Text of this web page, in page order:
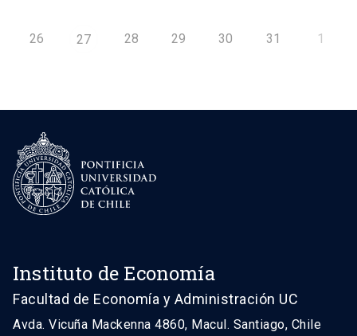
26 27 28 29 30 31 1
Instituto de Economía
Facultad de Economía y Administración UC
Avda. Vicuña Mackenna 4860, Macul. Santiago, Chile